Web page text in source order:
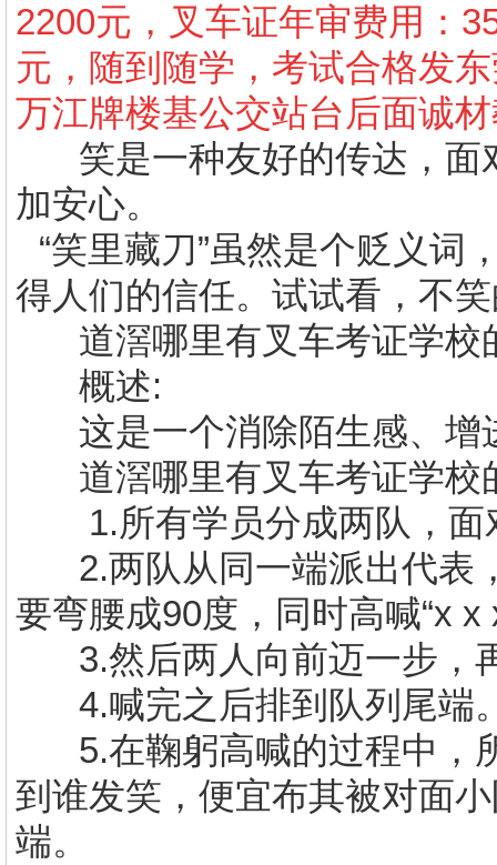
2200元，叉车证年审费用：
元，随到随学，考试合格发
万江牌楼基公交站台后面诚
笑是一种友好的传达，
加安心。
“笑里藏刀”虽然是个贬义词
得人们的信任。试试看，不
道滘哪里有叉车考证学校
概述:
这是一个消除陌生感、
道滘哪里有叉车考证学校
1.所有学员分成两队，
2.两队从同一端派出代表
要弯腰成90度，同时高喊“x x
3.然后两人向前迈一步，
4.喊完之后排到队列尾端
5.在鞠躬高喊的过程中，
到谁发笑，便宜布其被对面
端。